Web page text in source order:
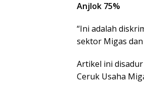
Anjlok 75%
“Ini adalah
sektor Migas
Artikel ini disadur
Ceruk Usaha